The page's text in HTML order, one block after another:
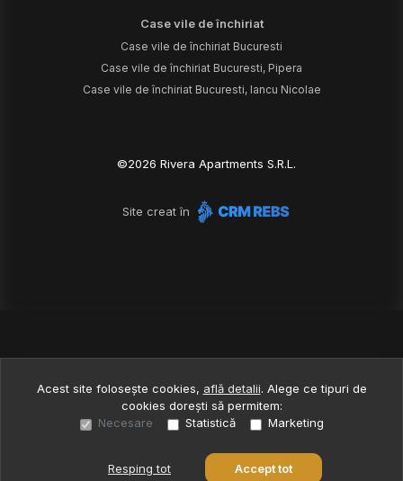
Sună acum Solicită vizionare
Case vile de închiriat
Case vile de închiriat Bucuresti
Case vile de închiriat Bucuresti, Pipera
Case vile de închiriat Bucuresti, Iancu Nicolae
©2026 Rivera Apartments S.R.L.
Site creat în
Acest site folosește cookies, află detalii. Alege ce tipuri de
cookies dorești să permitem:
Necesare
Statistică Marketing
Resping tot Accept tot